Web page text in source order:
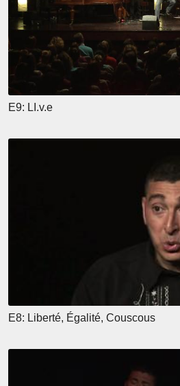
E9: LI.v.e
E8: Liberté, Égalité, Couscous